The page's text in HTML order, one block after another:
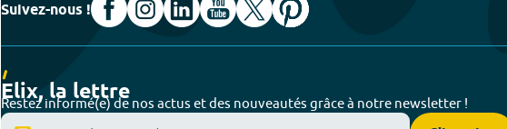
Suivez-nous !
Elix, la lettre
Restez informé(e) de nos actus et des nouveautés grâce à notre newsletter !